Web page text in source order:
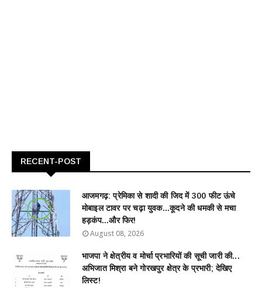
RECENT-POST
आजमगढ़: प्रेमिका से शादी की जिद में 300 फीट ऊंचे
मोबाइल टावर पर चढ़ा युवक...कूदने की धमकी से मचा
हड़कंप...और फिर!
August 08, 2026
भाजपा ने क्षेत्रीय व मोर्चा प्रभारियों की सूची जारी की...
अभिजात मिश्रा बने गोरखपुर क्षेत्र के प्रभारी; देखिए
लिस्ट!